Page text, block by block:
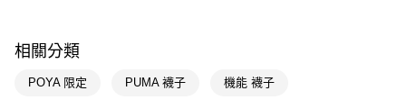
Google Pay
相關分類
POYA 限定 PUMA 襪子 機能 襪子